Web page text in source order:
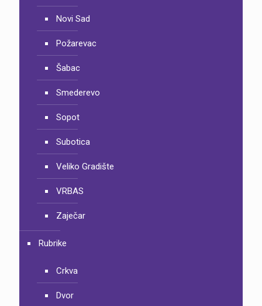
Novi Sad
Požarevac
Šabac
Smederevo
Sopot
Subotica
Veliko Gradište
VRBAS
Zaječar
Rubrike
Crkva
Dvor